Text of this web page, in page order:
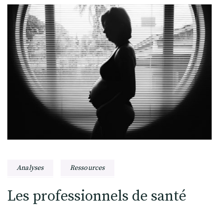
Analyses Ressources
Les professionnels de santé